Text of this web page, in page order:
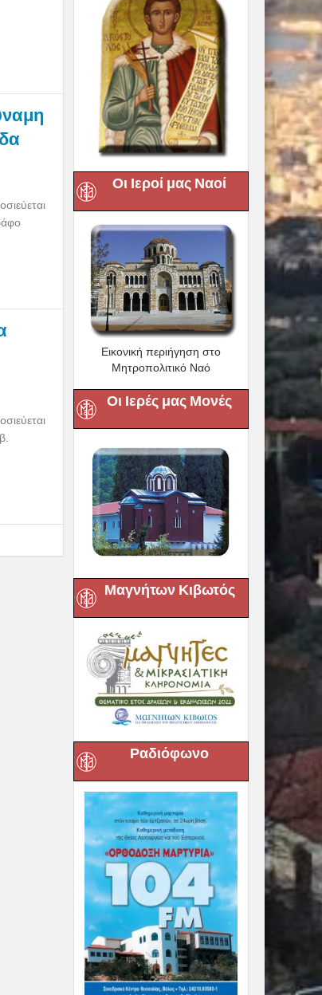
Οι Ιεροί μας Ναοί
Εικονική περιήγηση στο
Μητροπολιτικό Ναό
Οι Ιερές μας Μονές
Μαγνήτων Κιβωτός
Ραδιόφωνο